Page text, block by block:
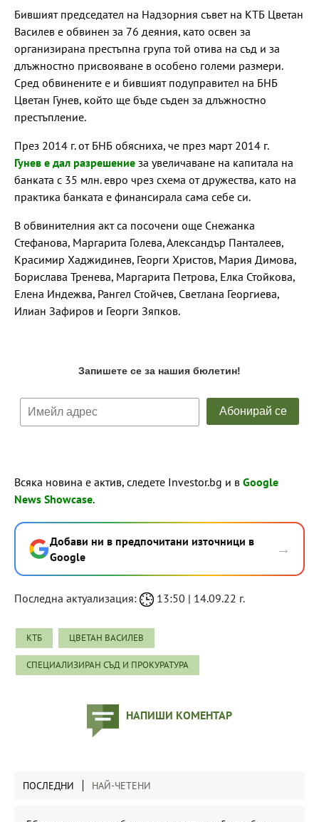
Бившият председател на Надзорния съвет на КТБ Цветан
Василев е обвинен за 76 деяния, като освен за
организирана престъпна група той отива на съд и за
длъжностно присвояване в особено големи размери.
Сред обвинените е и бившият подуправител на БНБ
Цветан Гунев, който ще бъде съден за длъжностно
престъпление.
През 2014 г. от БНБ обясниха, че през март 2014 г.
Гунев е дал разрешение за увеличаване на капитала на
банката с 35 млн. евро чрез схема от дружества, като на
практика банката е финансирала сама себе си.
В обвинителния акт са посочени още Снежанка
Стефанова, Маргарита Голева, Александър Панталеев,
Красимир Хаджидинев, Георги Христов, Мария Димова,
Борислава Тренева, Маргарита Петрова, Елка Стойкова,
Елена Индежва, Рангел Стойчев, Светлана Георгиева,
Илиан Зафиров и Георги Зяпков.
Всяка новина е актив, следете Investor.bg и в Google
News Showcase.
Добави ни в предпочитани източници в
Google
→
Последна актуализация: 13:50 | 14.09.22 г.
КТБ ЦВЕТАН ВАСИЛЕВ
СПЕЦИАЛИЗИРАН СЪД И ПРОКУРАТУРА
НАПИШИ КОМЕНТАР
ПОСЛЕДНИ НАЙ-ЧЕТЕНИ